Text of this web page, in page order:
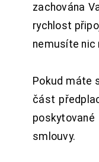
zachována
rychlost
nemusíte nic
Pokud máte
část
smlouvy.